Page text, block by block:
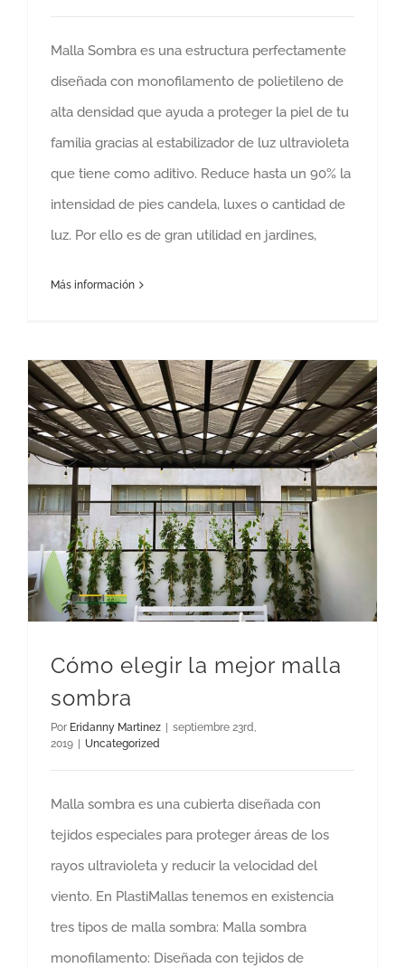
Malla Sombra es una estructura perfectamente
diseñada con monofilamento de polietileno de
alta densidad que ayuda a proteger la piel de tu
familia gracias al estabilizador de luz ultravioleta
que tiene como aditivo. Reduce hasta un 90% la
intensidad de pies candela, luxes o cantidad de
luz. Por ello es de gran utilidad en jardines,
Más información
Cómo elegir la mejor malla
sombra
Por Eridanny Martinez
septiembre 23rd,
2019
Uncategorized
Malla sombra es una cubierta diseñada con
tejidos especiales para proteger áreas de los
rayos ultravioleta y reducir la velocidad del
viento. En PlastiMallas tenemos en existencia
tres tipos de malla sombra: Malla sombra
monofilamento: Diseñada con tejidos de